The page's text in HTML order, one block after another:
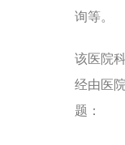
询等。
该医院
经由医
题：